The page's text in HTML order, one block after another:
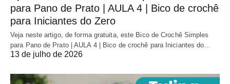
para Pano de Prato | AULA 4 | Bico de crochê
para Iniciantes do Zero
Veja neste artigo, de forma gratuita, este Bico de Crochê Simples
para Pano de Prato | AULA 4 | Bico de crochê para Iniciantes do…
13 de julho de 2026